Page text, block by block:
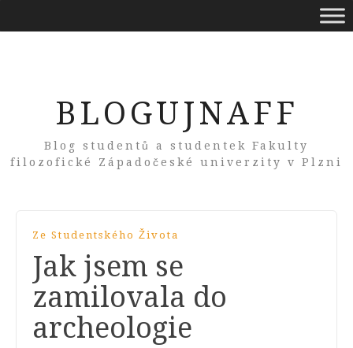
BLOGUJNAFF
Blog studentů a studentek Fakulty
filozofické Západočeské univerzity v Plzni
Ze Studentského Života
Jak jsem se
zamilovala do
archeologie